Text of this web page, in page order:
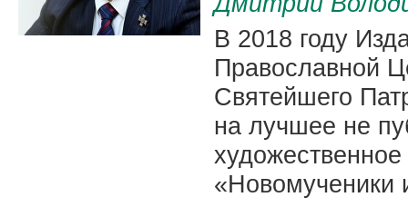
В 2018 году
Православной
Святейшего
на лучшее не
«Новомученики